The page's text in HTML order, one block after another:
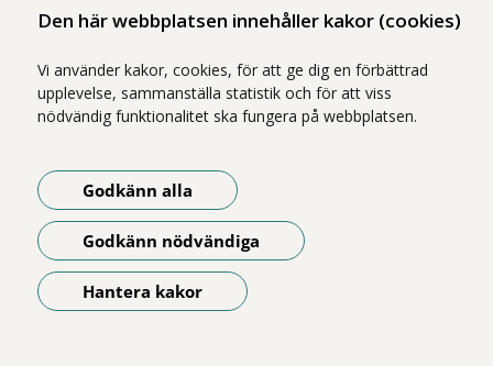
Den här webbplatsen innehåller kakor (cookies)
Vi använder kakor, cookies, för att ge dig en förbättrad
upplevelse, sammanställa statistik och för att viss
nödvändig funktionalitet ska fungera på webbplatsen.
Godkänn alla
Godkänn nödvändiga
Hantera kakor
Samtliga bilder på webbplatsen är tagna av fotograf Yanan Li om inget
annat namn anges.
Om webbplatsen
Tillgänglighetsredogörelse